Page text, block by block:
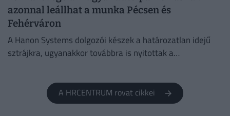
azonnal leállhat a munka Pécsen és
Fehérváron
A Hanon Systems dolgozói készek a határozatlan idejű
sztrájkra, ugyanakkor továbbra is nyitottak a
A HRCENTRUM rovat cikkei